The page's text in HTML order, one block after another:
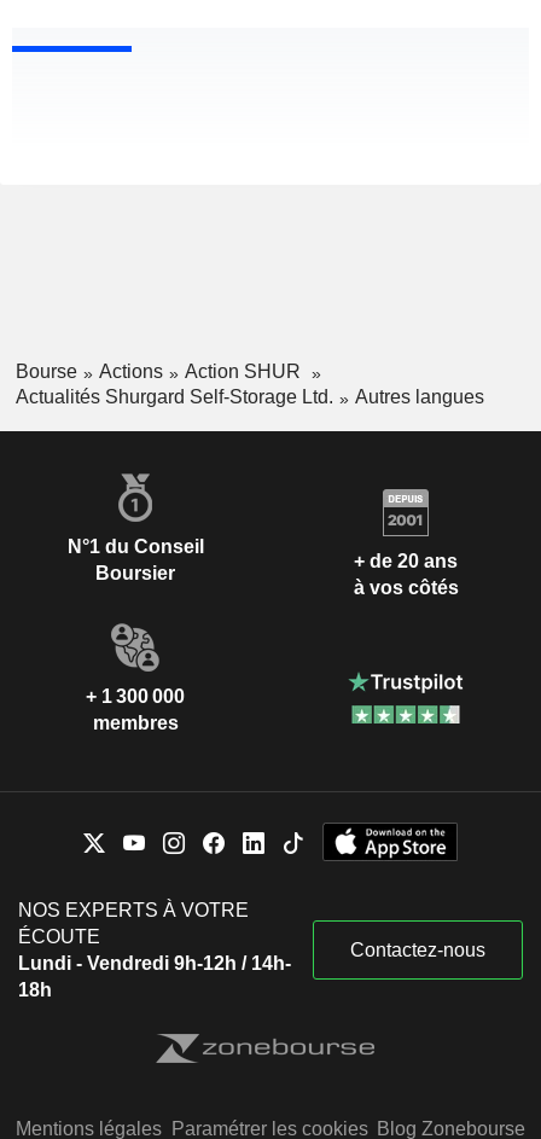
Bourse Actions
Action SHUR
Actualités Shurgard Self-Storage Ltd.
Autres langues
N°1 du Conseil
Boursier
+ de 20 ans
à vos côtés
+ 1 300 000
membres
NOS EXPERTS À VOTRE
ÉCOUTE
Lundi - Vendredi 9h-12h / 14h-
18h
Contactez-nous
Mentions légales Paramétrer les cookies Blog Zonebourse